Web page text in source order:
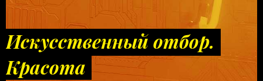
Искусственный отбор.
Красота